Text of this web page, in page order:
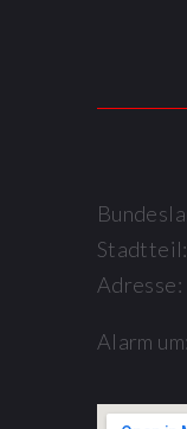
Alarm